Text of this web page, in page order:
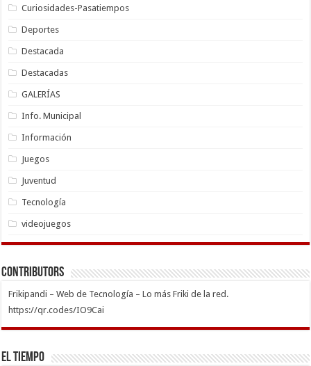
Curiosidades-Pasatiempos
Deportes
Destacada
Destacadas
GALERÍAS
Info. Municipal
Información
Juegos
Juventud
Tecnología
videojuegos
Contributors
Frikipandi – Web de Tecnología – Lo más Friki de la red.
https://qr.codes/IO9Cai
El Tiempo